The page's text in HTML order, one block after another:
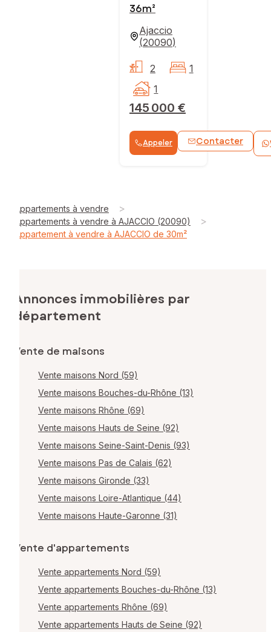
36m²
Ajaccio
(20090)
145 000 €
2
1
1
Appeler Contacter
Appartements à vendre >
Appartements à vendre à AJACCIO (20090) >
Appartement à vendre à AJACCIO de 30m²
Annonces immobilières par
département
Vente de maisons
Vente maisons Nord (59)
Vente maisons Bouches-du-Rhône (13)
Vente maisons Rhône (69)
Vente maisons Hauts de Seine (92)
Vente maisons Seine-Saint-Denis (93)
Vente maisons Pas de Calais (62)
Vente maisons Gironde (33)
Vente maisons Loire-Atlantique (44)
Vente maisons Haute-Garonne (31)
Vente d'appartements
Vente appartements Nord (59)
Vente appartements Bouches-du-Rhône (13)
Vente appartements Rhône (69)
Vente appartements Hauts de Seine (92)